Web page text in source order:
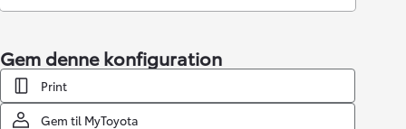
Gem denne konfiguration
Print
Gem til MyToyota